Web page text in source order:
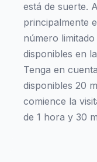
está de suerte.
principalmente
número limitado
disponibles en
Tenga en
disponibles 20
comience la
de 1 hora y 30